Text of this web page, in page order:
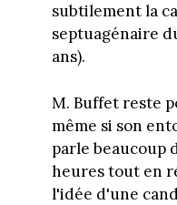
subtilement la
septuagénaire
ans).
M. Buffet reste
même si son
parle beaucoup
heures tout en
l'idée d'une